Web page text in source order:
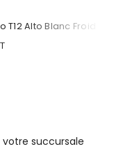
Alto Blanc Froid
succursale